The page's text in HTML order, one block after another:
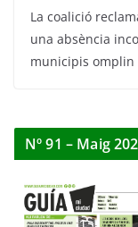
La coalició
una absència
municipis omplin
Nº 91 – Maig